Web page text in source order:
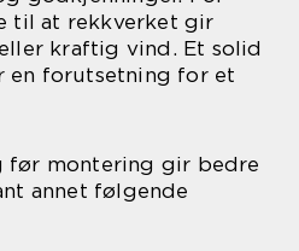
til at rekkverket gir
kraftig vind. Et solid
en forutsetning for et
før montering gir bedre
annet følgende